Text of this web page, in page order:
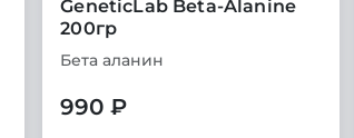
GeneticLab Beta-Alanine
200гр
Бета аланин
990 ₽